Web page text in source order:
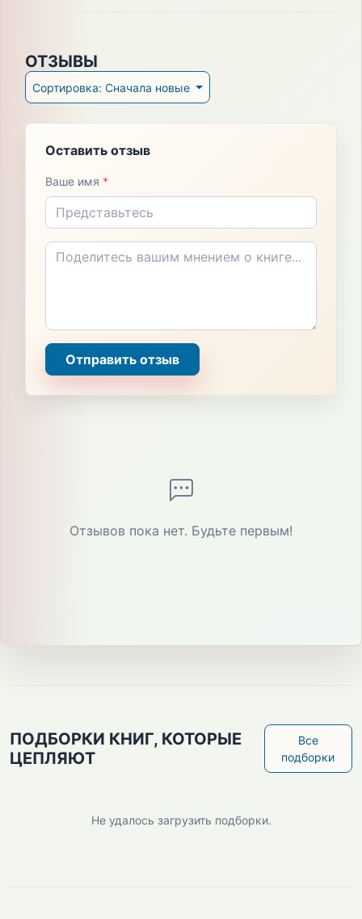
ОТЗЫВЫ
Сортировка: Сначала новые
Оставить отзыв
Ваше имя *
Отправить отзыв
Отзывов пока нет. Будьте первым!
ПОДБОРКИ КНИГ, КОТОРЫЕ
ЦЕПЛЯЮТ
Все
подборки
Не удалось загрузить подборки.